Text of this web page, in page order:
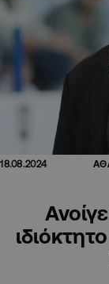
18.08.2024